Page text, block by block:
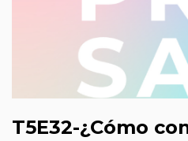
T5E32-¿Cómo